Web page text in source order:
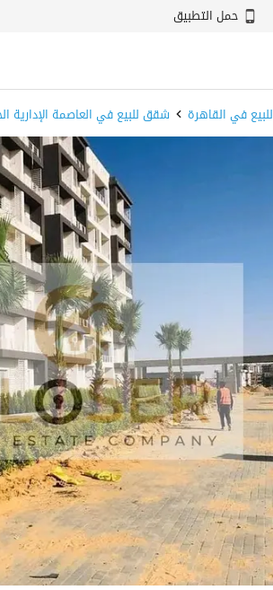
حمل التطبيق
في القاهرة شقق للبيع في العاصمة الإدارية